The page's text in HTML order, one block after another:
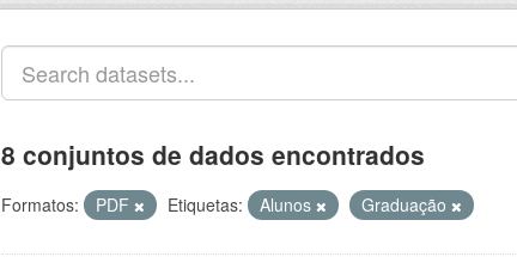
8 conjuntos de dados encontrados
Formatos: PDF Etiquetas: Alunos Graduação